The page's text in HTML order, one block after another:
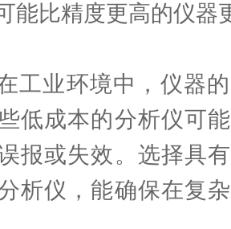
能比精度更高的仪器
业环境中，仪器的
低成本的分析仪可
报或失效。选择具
析仪，能确保在复